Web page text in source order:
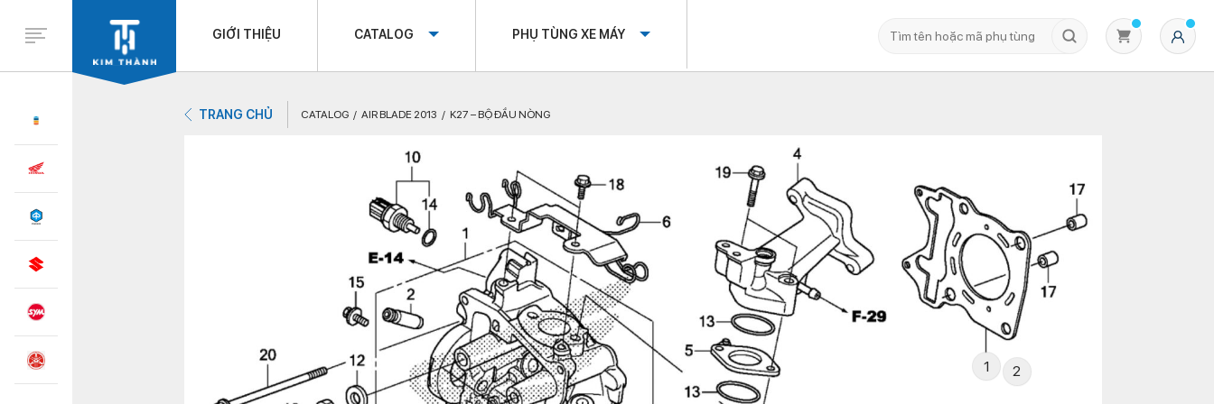
GIỚI THIỆU CATALOG PHỤ TÙNG XE MÁY
Không có sản phẩm nào trong giỏ hàng
TRANG CHỦ CATALOG AIR BLADE 2013 K27 – BỘ ĐẦU NÒNG
1 2